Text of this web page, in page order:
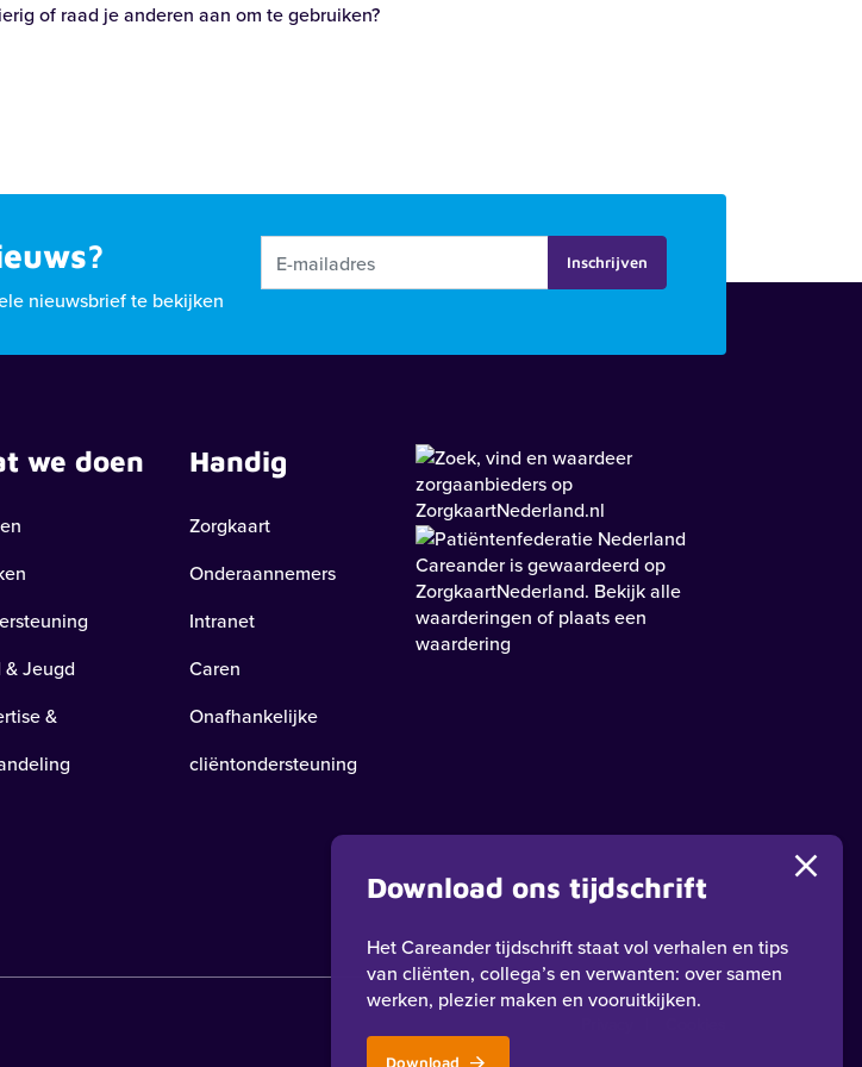
of raad je anderen aan om te gebruiken?
nieuwsbrief te bekijken
Inschrijven
we doen
& Jeugd
&
Handig
Zorgkaart
Onderaannemers
Intranet
Caren
Onafhankelijke
cliëntondersteuning
Careanderis gewaardeerd op
ZorgkaartNederland. Bekijk alle
waarderingen of plaats een
waardering
Download ons tijdschrift
Het Careander tijdschrift staat vol verhalen en tips
van cliënten, collega’s en verwanten: over samen
werken, plezier maken en vooruitkijken.
Download